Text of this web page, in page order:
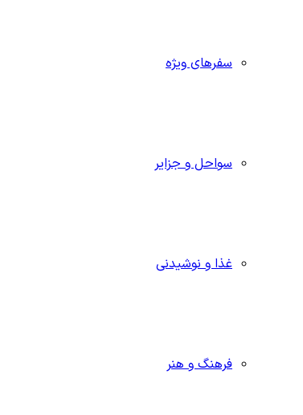
سفرهای ویژه
سواحل و جزایر
غذا و نوشیدنی
فرهنگ و هنر